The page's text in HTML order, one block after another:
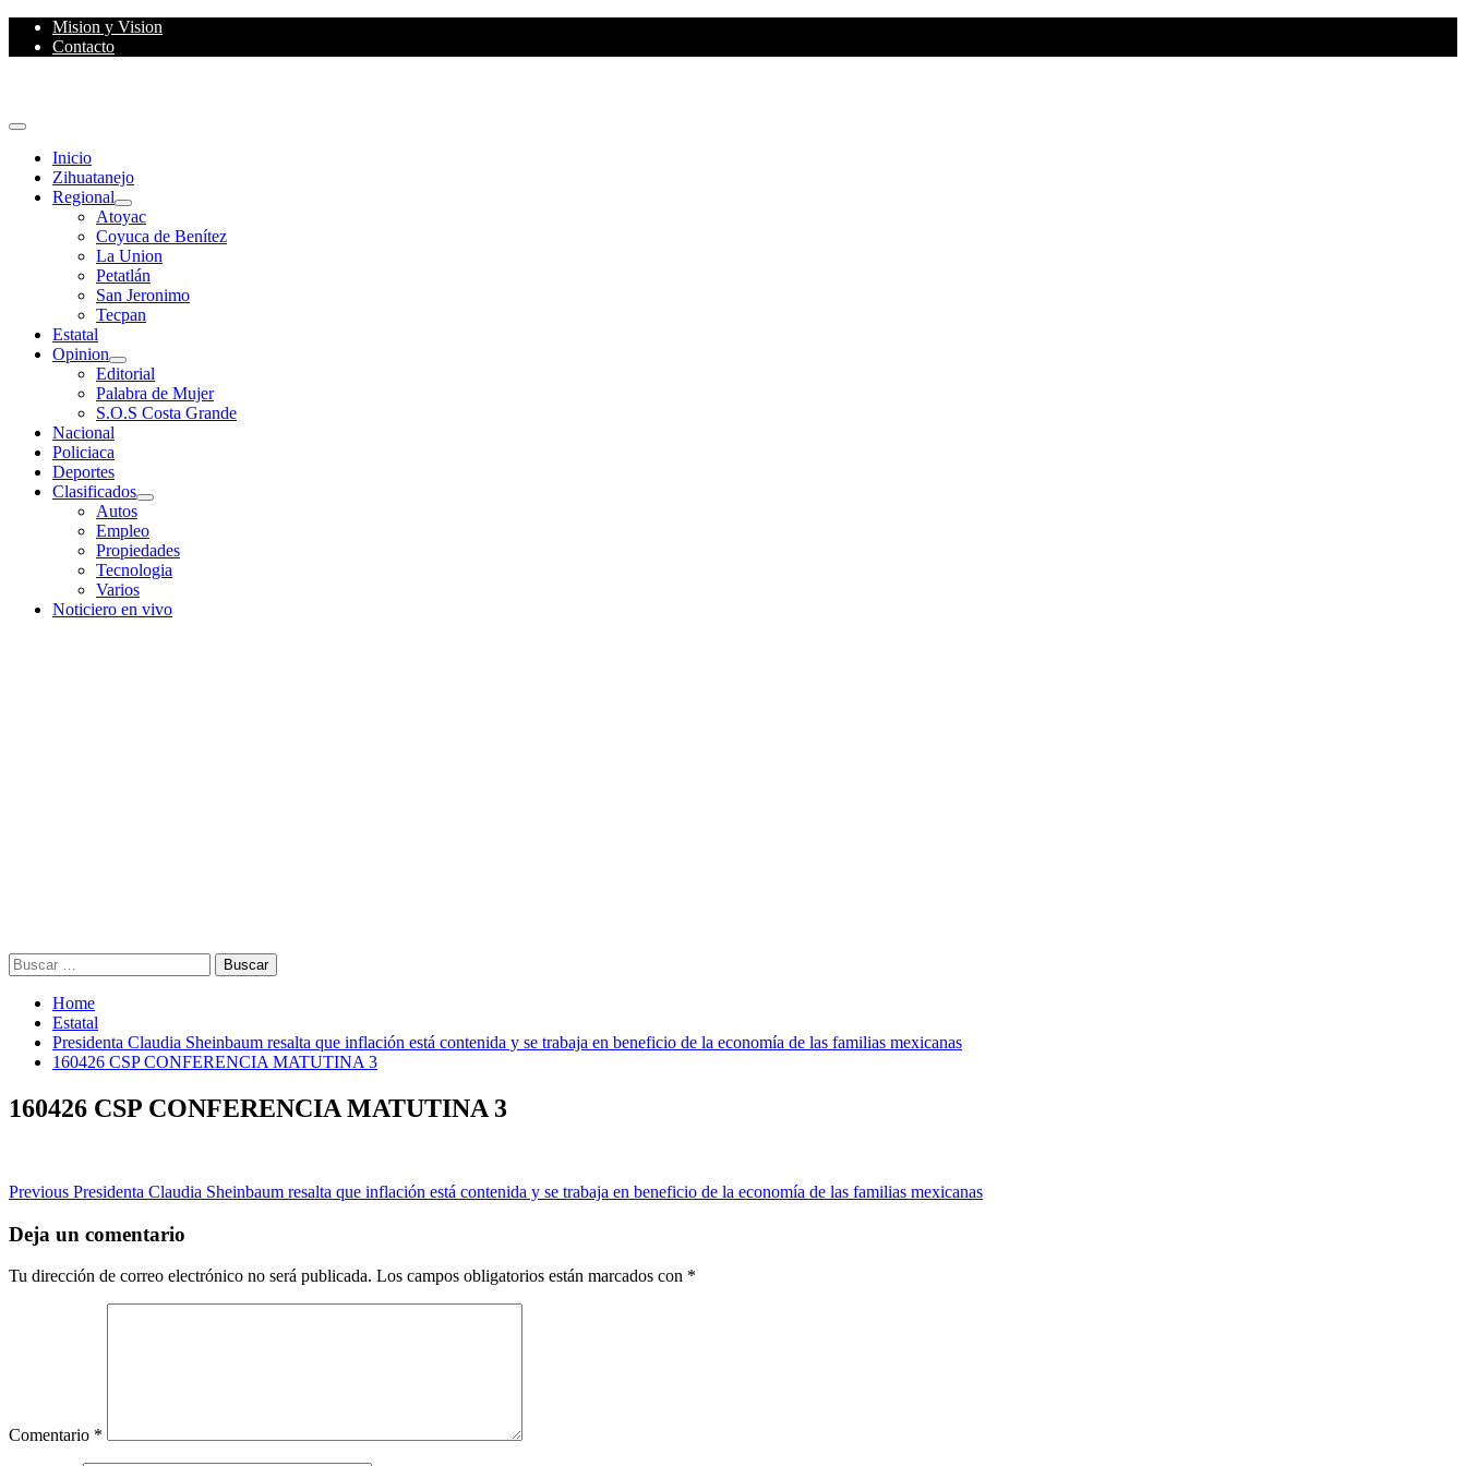
Skip
Mision y Vision
Contacto
Primary
Inicio
Zihuatanejo
Regional
Atoyac
Coyuca de Benítez
La Union
Petatlán
San Jeronimo
Tecpan
Estatal
Opinion
Editorial
Palabra de Mujer
S.O.S Costa Grande
Nacional
Policiaca
Deportes
Clasificados
Autos
Empleo
Propiedades
Tecnologia
Varios
Noticiero en vivo
Buscar:
Home
Estatal
Presidenta Claudia Sheinbaum resalta que inflación está contenida y se trabaja en beneficio de la economía de las familias mexicanas
160426 CSP CONFERENCIA MATUTINA 3
160426 CSP CONFERENCIA MATUTINA 3
Post
navigation
Previous Presidenta Claudia Sheinbaum resalta que inflación está contenida y se trabaja en beneficio de la economía de las familias mexicanas
Deja un comentario
Tu dirección de correo electrónico no será publicada. Los campos obligatorios están marcados con *
Comentario *